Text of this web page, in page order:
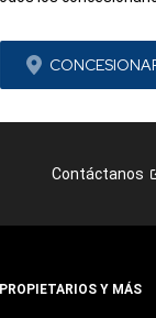
Contáctanos
PROPIETARIOS Y MÁS